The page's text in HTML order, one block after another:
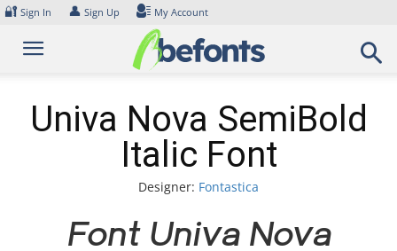
Skip
content
🔐 Sign In 👤 Sign Up My Account
Univa Nova SemiBold
Italic Font
Designer: Fontastica
Font Univa Nova